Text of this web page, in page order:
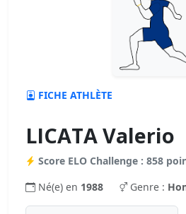
FICHE ATHLÈTE
LICATA Valerio
Score ELO Challenge : 858
Né(e) en 1988 Genre :